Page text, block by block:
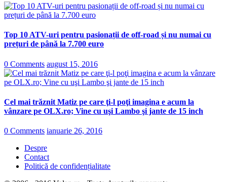
Top 10 ATV-uri pentru pasionații de off-road și nu numai cu
prețuri de până la 7.700 euro
0 Comments august 15, 2016
Cel mai trăznit Matiz pe care ţi-l poţi imagina e acum la
vânzare pe OLX.ro; Vine cu uşi Lambo şi jante de 15 inch
0 Comments ianuarie 26, 2016
Despre
Contact
Politică de confidențialitate